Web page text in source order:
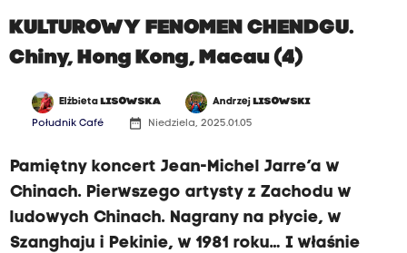
KULTUROWY FENOMEN CHENDGU.
Chiny, Hong Kong, Macau (4)
Elżbieta LISOWSKA Andrzej LISOWSKI
Południk Café date_range Niedziela, 2025.01.05
Pamiętny koncert Jean-Michel Jarre’a w
Chinach. Pierwszego artysty z Zachodu w
ludowych Chinach. Nagrany na płycie, w
Szanghaju i Pekinie, w 1981 roku… I właśnie